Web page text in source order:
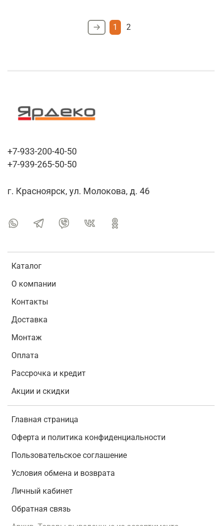
1 2
Каталог
О компании
Контакты
Доставка
Монтаж
Оплата
Рассрочка и кредит
Акции и скидки
Главная страница
Оферта и политика конфиденциальности
Пользовательское соглашение
Условия обмена и возврата
Личный кабинет
Обратная связь
+7-933-200-40-50
+7-939-265-50-50
г. Красноярск, ул. Молокова, д. 46